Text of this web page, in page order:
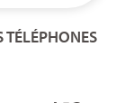
TÉLÉPHONES